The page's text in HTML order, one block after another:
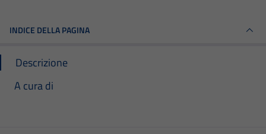
INDICE DELLA PAGINA
Descrizione
A cura di